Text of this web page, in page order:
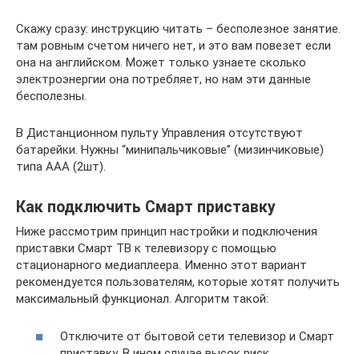
Скажу сразу: инструкцию читать – бесполезное занятие.
там ровным счетом ничего нет, и это вам повезет если
она на английском. Может только узнаете сколько
электроэнергии она потребляет, но нам эти данные
бесполезны.
В Дистанционном пульту Управления отсутствуют
батарейки. Нужны “минипальчиковые” (мизинчиковые)
типа ААА (2шт).
Как подключить Смарт приставку
Ниже рассмотрим принцип настройки и подключения
приставки Смарт ТВ к телевизору с помощью
стационарного медиаплеера. Именно этот вариант
рекомендуется пользователям, которые хотят получить
максимальный функционал. Алгоритм такой:
Отключите от бытовой сети телевизор и Смарт